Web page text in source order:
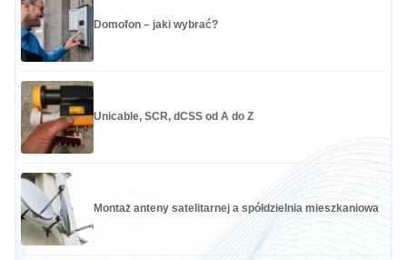
Domofon – jaki wybrać?
Unicable, SCR, dCSS od A do Z
Montaż anteny satelitarnej a spółdzielnia mieszkaniowa